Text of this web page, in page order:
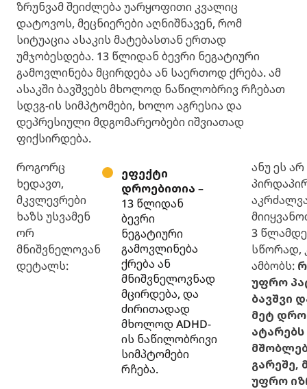
ზრუნვამ შეიძლება უარყოფითი კვალიც
დატოვოს, მეცნიერები აღნიშნავენ, რომ
სიტუაცია ასაკის მატებასთან ერთად
უმჯობესდება. 13 წლიდან ბევრი ნეგატიური
გამოვლინება მცირდება ან საერთოდ ქრება. ამ
ასაკში ბავშვებს მხოლოდ ნაწილობრივ რჩებათ
სდვგ-ის სიმპტომები, ხოლო აგრესია და
დეპრესიული მდგომარეობები იშვიათად
ფიქსირდება.
როგორც
ხედავთ,
მკვლევრები
ხაზს უსვამენ
ორ
მნიშვნელოვან
დეტალს:
ეფექტი
დროებითია –
13 წლიდან
ბევრი
ნეგატიური
გამოვლინება
ქრება ან
მნიშვნელოვნად
მცირდება, და
ძირითადად
მხოლოდ ADHD-
ის ნაწილობრივი
სიმპტომები
რჩება.
ანუ ეს
3
სწორად,
ამბობს:
უფრო
ბავშვი
მეტ
ატარებს
გარეშე,
უფრო